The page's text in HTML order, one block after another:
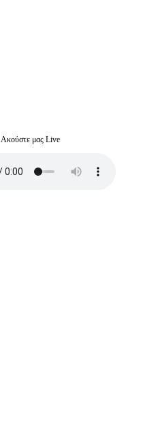
Ακούστε μας Live